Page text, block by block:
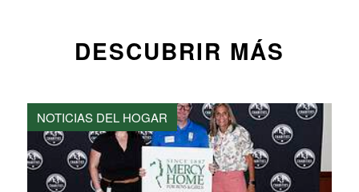
DESCUBRIR MÁS
NOTICIAS DEL HOGAR